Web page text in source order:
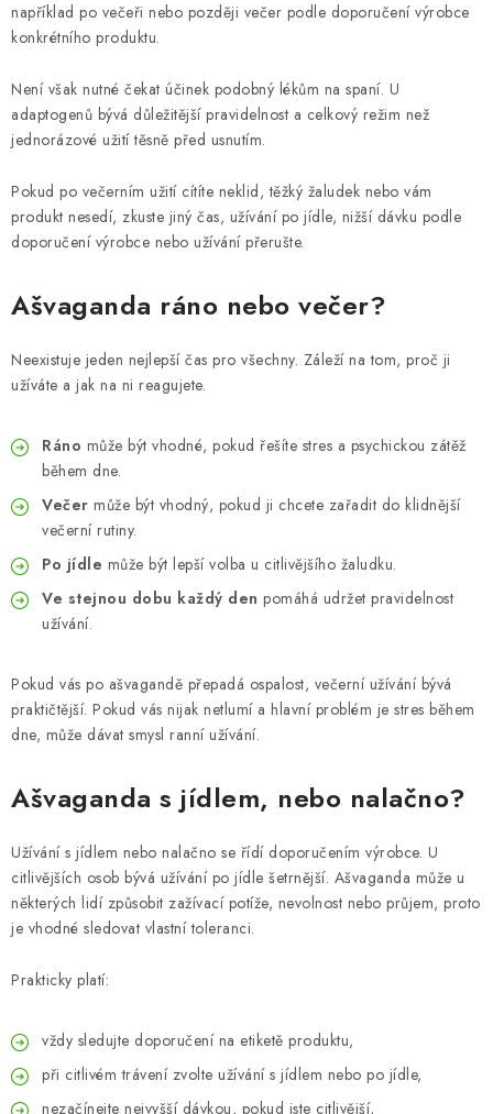
například po večeři nebo později večer podle doporučení výrobce
konkrétního produktu.
Není však nutné čekat účinek podobný lékům na spaní. U
adaptogenů bývá důležitější pravidelnost a celkový režim než
jednorázové užití těsně před usnutím.
Pokud po večerním užití cítíte neklid, těžký žaludek nebo vám
produkt nesedí, zkuste jiný čas, užívání po jídle, nižší dávku podle
doporučení výrobce nebo užívání přerušte.
Ašvaganda ráno nebo večer?
Neexistuje jeden nejlepší čas pro všechny. Záleží na tom, proč ji
užíváte a jak na ni reagujete.
Ráno může být vhodné, pokud řešíte stres a psychickou zátěž
během dne.
Večer může být vhodný, pokud ji chcete zařadit do klidnější
večerní rutiny.
Po jídle může být lepší volba u citlivějšího žaludku.
Ve stejnou dobu každý den pomáhá udržet pravidelnost
užívání.
Pokud vás po ašvagandě přepadá ospalost, večerní užívání bývá
praktičtější. Pokud vás nijak netlumí a hlavní problém je stres během
dne, může dávat smysl ranní užívání.
Ašvaganda s jídlem, nebo nalačno?
Užívání s jídlem nebo nalačno se řídí doporučením výrobce. U
citlivějších osob bývá užívání po jídle šetrnější. Ašvaganda může u
některých lidí způsobit zažívací potíže, nevolnost nebo průjem, proto
je vhodné sledovat vlastní toleranci.
Prakticky platí:
vždy sledujte doporučení na etiketě produktu,
při citlivém trávení zvolte užívání s jídlem nebo po jídle,
nezačínejte nejvyšší dávkou, pokud jste citlivější,